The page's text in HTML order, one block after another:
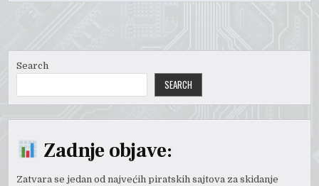
Search
SEARCH
Zadnje objave:
Zatvara se jedan od najvećih piratskih sajtova za skidanje